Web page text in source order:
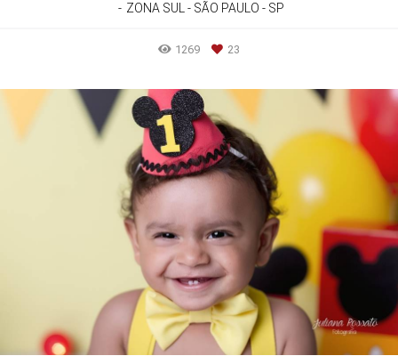
ZONA SUL - SÃO PAULO - SP
1269 23